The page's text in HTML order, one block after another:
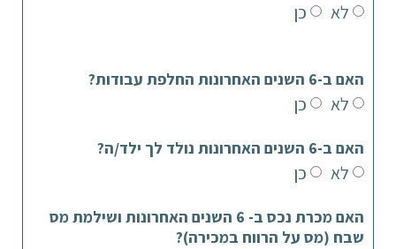
לא כן
האם ב-6 השנים האחרונות החלפת עבודות?
לא כן
האם ב-6 השנים האחרונות נולד לך ילד/ה?
לא כן
האם מכרת נכס ב- 6 השנים האחרונות ושילמת מס
שבח (מס על הרווח במכירה)?